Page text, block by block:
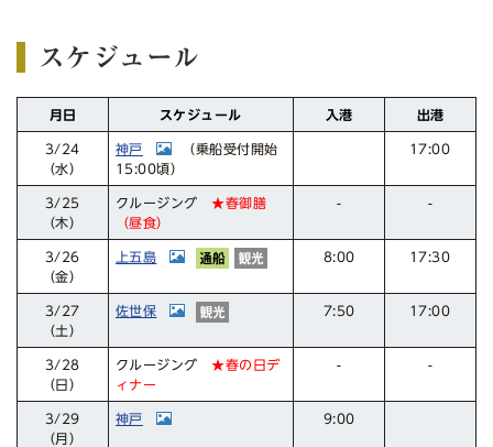
スケジュール
月日 スケジュール 入港 出港
3/24
（水）
神戸 （乗船受付開始
15:00頃）
17:00
3/25
（木）
クルージング ★春御膳
（昼食）
- -
3/26
（金）
上五島 8:00 17:30
3/27
（土）
佐世保 7:50 17:00
3/28
（日）
クルージング ★春の日デ
ィナー
- -
3/29
（月）
神戸 9:00